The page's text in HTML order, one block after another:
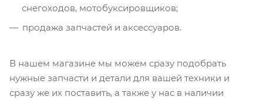
снегоходов, мотобуксировщиков;
продажа запчастей и аксессуаров.
В нашем магазине мы можем сразу подобрать
нужные запчасти и детали для вашей техники и
сразу же их поставить, а также у нас в наличии